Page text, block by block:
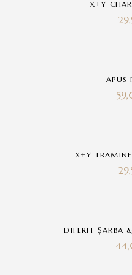
X+Y
APUS
X+Y
DIFERIT ȘARBA